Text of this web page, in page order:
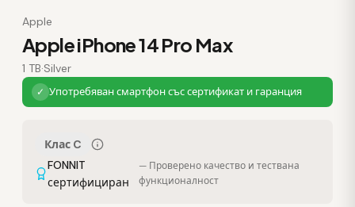
Apple
Apple iPhone 14 Pro Max
1 TB·Silver
✓ Употребяван смартфон със сертификат и гаранция
Клас C
FONNIT
сертифициран
— Проверено качество и тествана
функционалност